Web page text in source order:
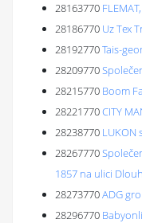
28163770
28186770 Uz Tex
28192770Tais-
28209770
28215770 Boom
28221770CITY
28238770 LUKON
28267770
1857 na ulici
28273770ADG
28296770